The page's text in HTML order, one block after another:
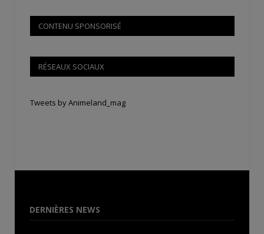
CONTENU SPONSORISÉ
RÉSEAUX SOCIAUX
Tweets by Animeland_mag
DERNIÈRES NEWS